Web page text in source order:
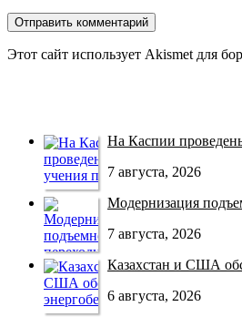
Этот сайт использует Akismet для
На Каспии
7 августа, 2026
Модернизация
7 августа, 2026
Казахстан и США
6 августа, 2026